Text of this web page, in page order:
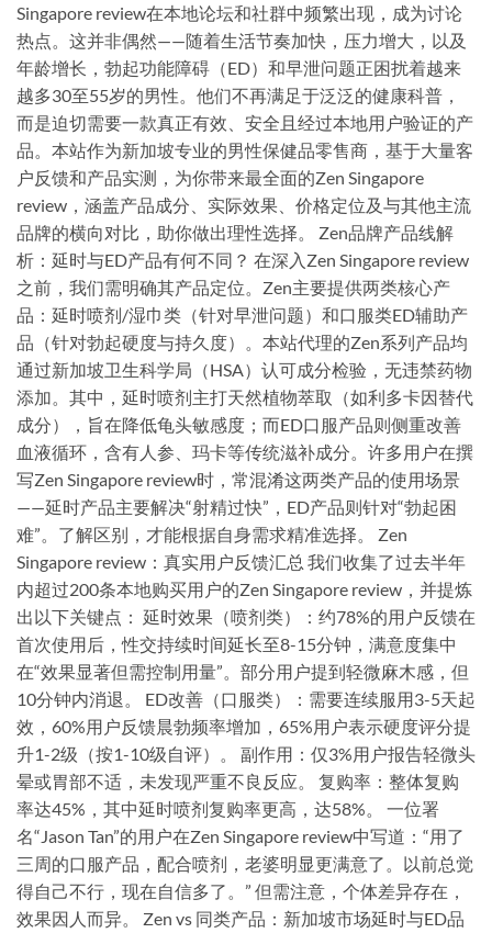
Singapore review在本地论坛和社群中频繁出现，成为讨论
热点。这并非偶然——随着生活节奏加快，压力增大，以及
年龄增长，勃起功能障碍（ED）和早泄问题正困扰着越来
越多30至55岁的男性。他们不再满足于泛泛的健康科普，
而是迫切需要一款真正有效、安全且经过本地用户验证的产
品。本站作为新加坡专业的男性保健品零售商，基于大量客
户反馈和产品实测，为你带来最全面的Zen Singapore
review，涵盖产品成分、实际效果、价格定位及与其他主流
品牌的横向对比，助你做出理性选择。 Zen品牌产品线解
析：延时与ED产品有何不同？ 在深入Zen Singapore review
之前，我们需明确其产品定位。Zen主要提供两类核心产
品：延时喷剂/湿巾类（针对早泄问题）和口服类ED辅助产
品（针对勃起硬度与持久度）。本站代理的Zen系列产品均
通过新加坡卫生科学局（HSA）认可成分检验，无违禁药物
添加。其中，延时喷剂主打天然植物萃取（如利多卡因替代
成分），旨在降低龟头敏感度；而ED口服产品则侧重改善
血液循环，含有人参、玛卡等传统滋补成分。许多用户在撰
写Zen Singapore review时，常混淆这两类产品的使用场景
——延时产品主要解决“射精过快”，ED产品则针对“勃起困
难”。了解区别，才能根据自身需求精准选择。 Zen
Singapore review：真实用户反馈汇总 我们收集了过去半年
内超过200条本地购买用户的Zen Singapore review，并提炼
出以下关键点： 延时效果（喷剂类）：约78%的用户反馈在
首次使用后，性交持续时间延长至8-15分钟，满意度集中
在“效果显著但需控制用量”。部分用户提到轻微麻木感，但
10分钟内消退。 ED改善（口服类）：需要连续服用3-5天起
效，60%用户反馈晨勃频率增加，65%用户表示硬度评分提
升1-2级（按1-10级自评）。 副作用：仅3%用户报告轻微头
晕或胃部不适，未发现严重不良反应。 复购率：整体复购
率达45%，其中延时喷剂复购率更高，达58%。 一位署
名“Jason Tan”的用户在Zen Singapore review中写道：“用了
三周的口服产品，配合喷剂，老婆明显更满意了。以前总觉
得自己不行，现在自信多了。” 但需注意，个体差异存在，
效果因人而异。 Zen vs 同类产品：新加坡市场延时与ED品